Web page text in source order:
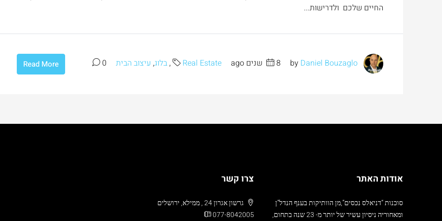
החיים שלכם ולדרישות...
Daniel Bouzaglo 8 שנים ago Real Estate
,בלוג, עיצוב הבית 0
Read More
אודות האתר
סוכנות “דניאלס נכסים”,מן הוותיקות בענף הנדל”ן
ומאחוריה ניסיון עשיר של יותר מ- 23 שנה בתחום,
צרו קשר
גרשון אגרון 24 , ממילא, ירושלים
077-8042005